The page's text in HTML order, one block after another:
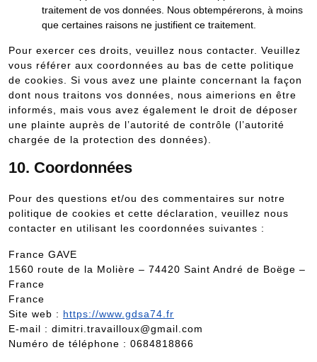
traitement de vos données. Nous obtempérerons, à moins
que certaines raisons ne justifient ce traitement.
Pour exercer ces droits, veuillez nous contacter. Veuillez
vous référer aux coordonnées au bas de cette politique
de cookies. Si vous avez une plainte concernant la façon
dont nous traitons vos données, nous aimerions en être
informés, mais vous avez également le droit de déposer
une plainte auprès de l’autorité de contrôle (l’autorité
chargée de la protection des données).
10. Coordonnées
Pour des questions et/ou des commentaires sur notre
politique de cookies et cette déclaration, veuillez nous
contacter en utilisant les coordonnées suivantes :
France GAVE
1560 route de la Molière – 74420 Saint André de Boëge –
France
France
Site web : https://www.gdsa74.fr
E-mail : dimitri.travailloux@gmail.com
Numéro de téléphone : 0684818866